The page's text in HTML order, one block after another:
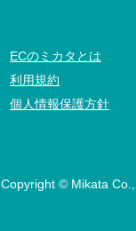
ECのミカタとは
利用規約
個人情報保護方針
Copyright © Mikata